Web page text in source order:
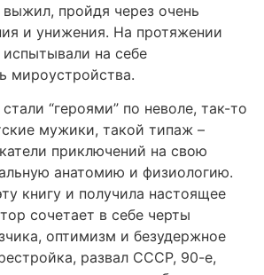
пройдя через очень
и унижения. На протяжении
на себе
мироустройства.
“героями” по неволе, так-то
мужики, такой типаж –
приключений на свою
анатомию и физиологию.
книгу и получила настоящее
сочетает в себе черты
оптимизм и безудержное
развал СССР, 90-е,